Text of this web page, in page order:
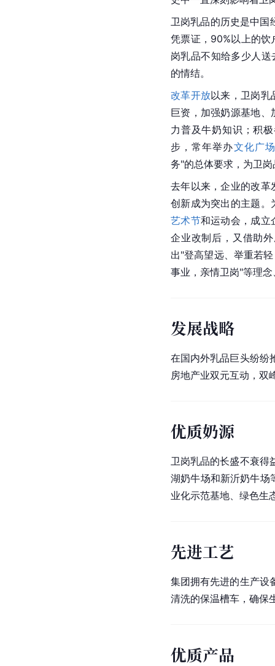
卫岗乳品的历史是中国
凭票证，90%以上的饮
岗乳品不知给多少人
的情结。
改革开放以来，卫岗乳
巨资，加强奶源基地
力普及牛奶知识；积
步，常年举办文化广场
务"的总体要求，为卫
去年以来，企业的改革
创新成为突出的主题。
艺术节和运动会，成立
企业改制后，又借助
出"登高望远、举重若
事业，亲情卫岗"等理
发展战略
在国内外乳品巨头纷纷
房地产业双元互动，双
优质奶源
卫岗乳品的长盛不衰得
湖奶牛场和新沂奶牛场
业化示范基地、绿色生
先进工艺
集团拥有先进的生产设
清洗的保温槽车，确保
优质产品